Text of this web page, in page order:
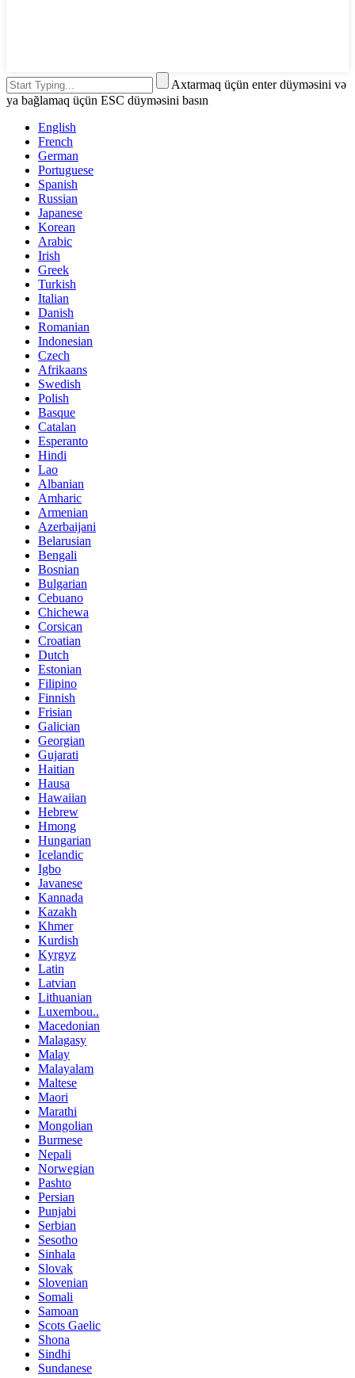
Axtarmaq üçün enter düyməsini və
ya bağlamaq üçün ESC düyməsini basın
English
French
German
Portuguese
Spanish
Russian
Japanese
Korean
Arabic
Irish
Greek
Turkish
Italian
Danish
Romanian
Indonesian
Czech
Afrikaans
Swedish
Polish
Basque
Catalan
Esperanto
Hindi
Lao
Albanian
Amharic
Armenian
Azerbaijani
Belarusian
Bengali
Bosnian
Bulgarian
Cebuano
Chichewa
Corsican
Croatian
Dutch
Estonian
Filipino
Finnish
Frisian
Galician
Georgian
Gujarati
Haitian
Hausa
Hawaiian
Hebrew
Hmong
Hungarian
Icelandic
Igbo
Javanese
Kannada
Kazakh
Khmer
Kurdish
Kyrgyz
Latin
Latvian
Lithuanian
Luxembou..
Macedonian
Malagasy
Malay
Malayalam
Maltese
Maori
Marathi
Mongolian
Burmese
Nepali
Norwegian
Pashto
Persian
Punjabi
Serbian
Sesotho
Sinhala
Slovak
Slovenian
Somali
Samoan
Scots Gaelic
Shona
Sindhi
Sundanese